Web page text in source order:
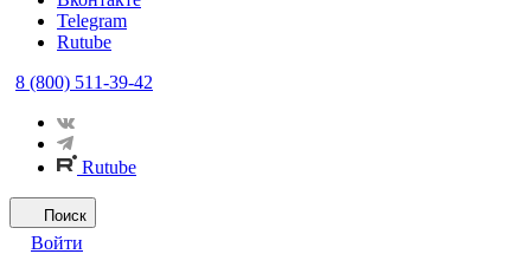
Telegram
Rutube
8 (800) 511-39-42
Rutube
Поиск
Войти